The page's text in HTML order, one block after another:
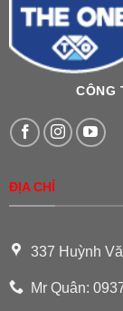
CÔNG
ĐỊA CHỈ
337 Huỳnh
Mr Quân: